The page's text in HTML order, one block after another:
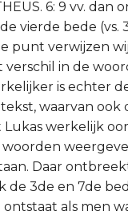
6: 9 vv. dan
vierde bede (vs.
punt verwijzen
verschil in de
is echter
waarvan ook
werkelijk
Daar
de 3de en 7de
als men